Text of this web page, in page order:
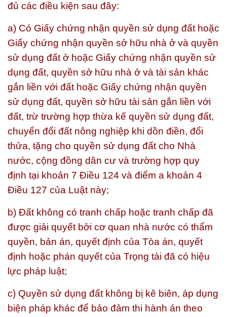
đủ các điều kiện sau đây:
a) Có Giấy chứng nhận quyền sử dụng đất hoặc
Giấy chứng nhận quyền sở hữu nhà ở và quyền
sử dụng đất ở hoặc Giấy chứng nhận quyền sử
dụng đất, quyền sở hữu nhà ở và tài sản khác
gắn liền với đất hoặc Giấy chứng nhận quyền
sử dụng đất, quyền sở hữu tài sản gắn liền với
đất, trừ trường hợp thừa kế quyền sử dụng đất,
chuyển đổi đất nông nghiệp khi dồn điền, đổi
thửa, tặng cho quyền sử dụng đất cho Nhà
nước, cộng đồng dân cư và trường hợp quy
định tại khoản 7 Điều 124 và điểm a khoản 4
Điều 127 của Luật này;
b) Đất không có tranh chấp hoặc tranh chấp đã
được giải quyết bởi cơ quan nhà nước có thẩm
quyền, bản án, quyết định của Tòa án, quyết
định hoặc phán quyết của Trọng tài đã có hiệu
lực pháp luật;
c) Quyền sử dụng đất không bị kê biên, áp dụng
biện pháp khác để bảo đảm thi hành án theo